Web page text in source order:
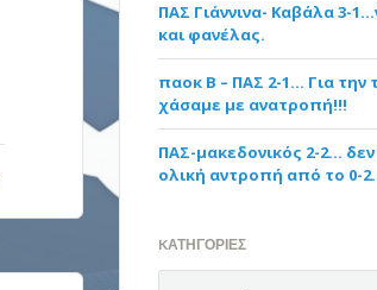
ΠΑΣ Γιάννινα- Καβάλα 3-
και φανέλας.
παοκ Β – ΠΑΣ 2-1… Για
χάσαμε με ανατροπή!!!
ΠΑΣ-μακεδονικός 2-2…
ολική αντροπή από το 0-
KΑΤΗΓΟΡΊΕΣ